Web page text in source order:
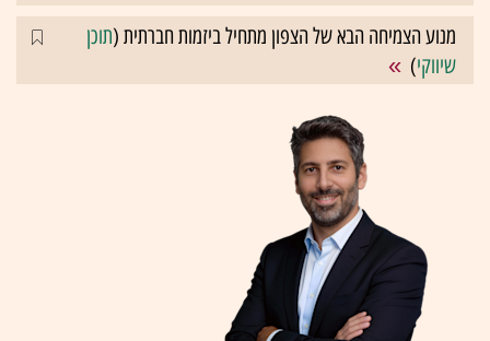
מנוע הצמיחה הבא של הצפון מתחיל ביזמות חברתית (תוכן
שיווקי)